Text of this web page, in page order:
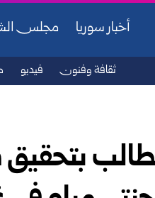
أخبار سوريا مجلس
ثقافة وفنون فيديو